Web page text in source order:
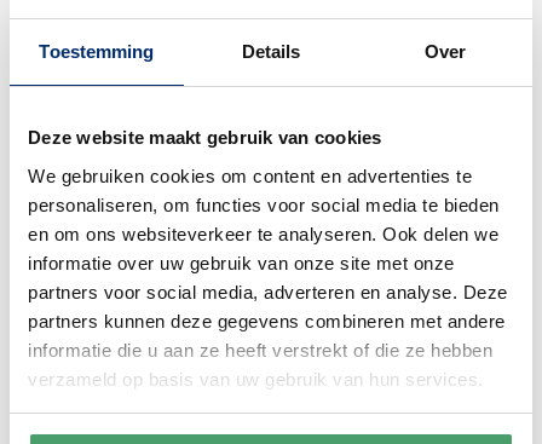
Toestemming Details Over
Deze website maakt gebruik van cookies
We gebruiken cookies om content en advertenties te
personaliseren, om functies voor social media te bieden
en om ons websiteverkeer te analyseren. Ook delen we
informatie over uw gebruik van onze site met onze
partners voor social media, adverteren en analyse. Deze
partners kunnen deze gegevens combineren met andere
informatie die u aan ze heeft verstrekt of die ze hebben
verzameld op basis van uw gebruik van hun services.
t/m vrijdag van 9:00 - 17:00
Duurzaam
We verpakken onze producten zorgvuldig
en duurzaam met hergebruikt karton en
papier.Vanaf € 55,- wordt jouw bestelling
ook nog eens helemaalgratis verzonden.